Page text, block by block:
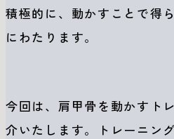
積極的に、動かすことで得
にわたります。
今回は、肩甲骨を動かすト
介いたします。トレーニン